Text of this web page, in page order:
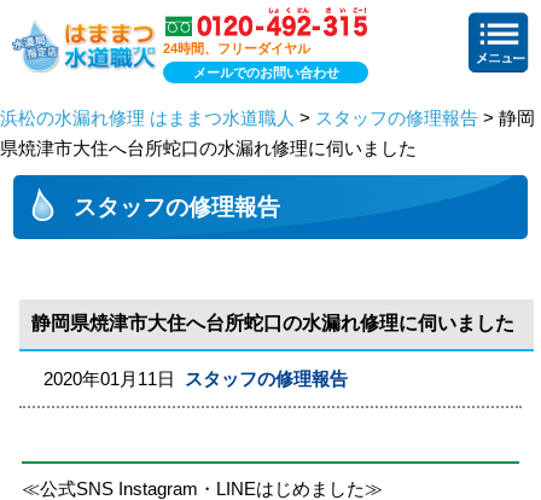
24時間、フリーダイヤル
メールでのお問い合わせ
浜松の水漏れ修理 はままつ水道職人 > スタッフの修理報告 > 静岡
県焼津市大住へ台所蛇口の水漏れ修理に伺いました
スタッフの修理報告
静岡県焼津市大住へ台所蛇口の水漏れ修理に伺いました
2020年01月11日 スタッフの修理報告
≪公式SNS Instagram・LINEはじめました≫